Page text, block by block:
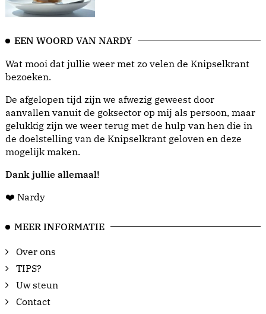
EEN WOORD VAN NARDY
Wat mooi dat jullie weer met zo velen de Knipselkrant
bezoeken.
De afgelopen tijd zijn we afwezig geweest door
aanvallen vanuit de goksector op mij als persoon, maar
gelukkig zijn we weer terug met de hulp van hen die in
de doelstelling van de Knipselkrant geloven en deze
mogelijk maken.
Dank jullie allemaal!
❤️ Nardy
MEER INFORMATIE
Over ons
TIPS?
Uw steun
Contact